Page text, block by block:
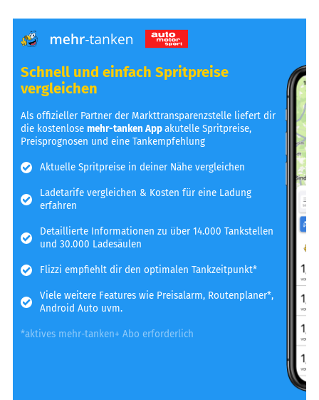
Schnell und einfach Spritpreise
vergleichen
Als offizieller Partner der Markttransparenzstelle liefert dir
die kostenlosemehr-tanken Appakutelle Spritpreise,
Preisprognosen und eine Tankempfehlung
Aktuelle Spritpreise in deiner Nähe vergleichen
Ladetarife vergleichen & Kosten für eine Ladung
erfahren
Detaillierte Informationen zu über 14.000 Tankstellen
und 30.000 Ladesäulen
Flizzi empfiehlt dir den optimalen Tankzeitpunkt*
Viele weitere Features wie Preisalarm, Routenplaner*,
Android Auto uvm.
*aktives mehr-tanken+ Abo erforderlich